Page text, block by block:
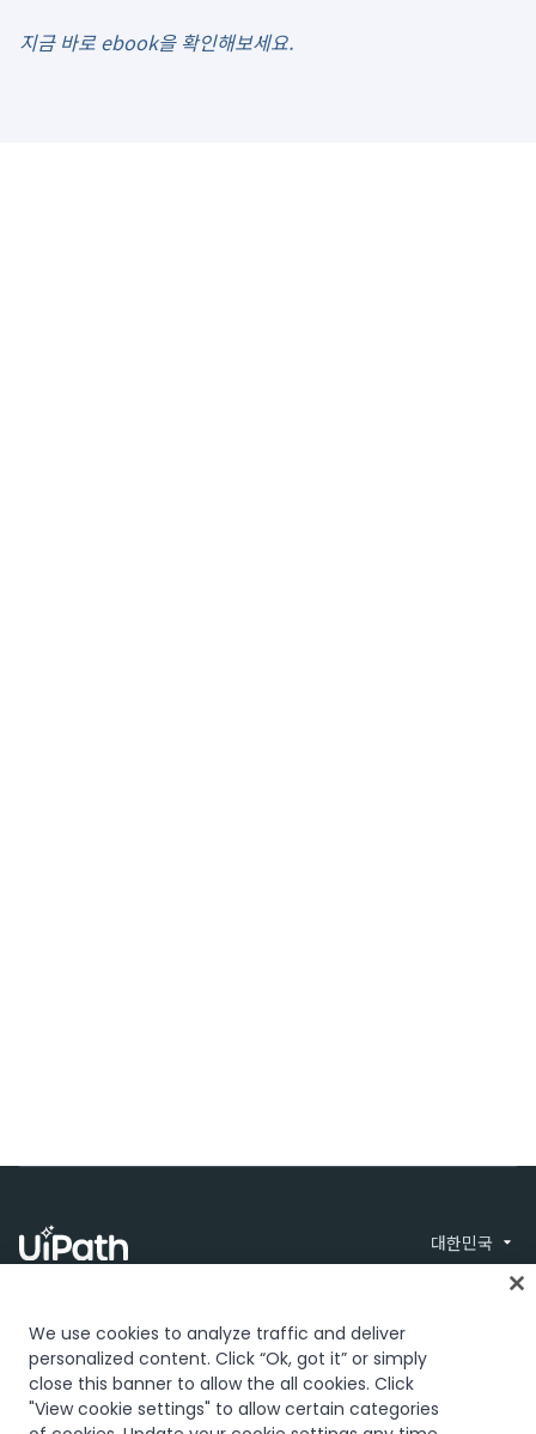
지금 바로 ebook을 확인해보세요.
대한민국
신뢰 및 보안 Terms of Use Privacy Policy © 2005-2026 UiPath.
We use cookies to analyze traffic and deliver
personalized content. Click “Ok, got it” or simply
close this banner to allow the all cookies. Click
"View cookie settings" to allow certain categories